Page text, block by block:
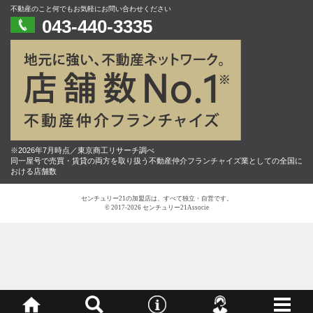
不動産のこと何でもお気軽にお問い合わせください
043-440-3335
※2026年7月時点／東京商工リサーチ調べ
同一屋号で売買・賃貸の両方を取り扱う不動産仲介フランチャイズ業としての全国に
おける店舗数
センチュリー21の加盟店は、すべて独立・自営です。
© 2017-2026 センチュリー21Associe